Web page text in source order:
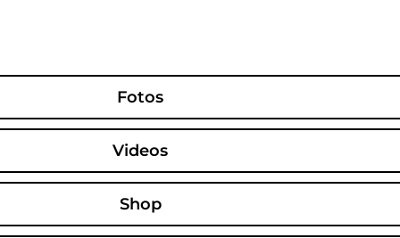
Fotos
Videos
Shop
iGreenMill Haus - Fotos